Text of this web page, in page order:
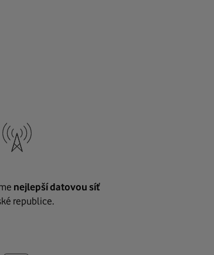
nejlepší datovou síť
republice.